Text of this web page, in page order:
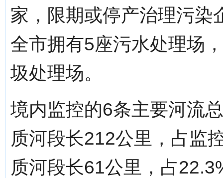
家，限期或停产治理污染
全市拥有5座污水处理场
圾处理场。
境内监控的6条主要河流
质河段长212公里，占监
质河段长61公里，占